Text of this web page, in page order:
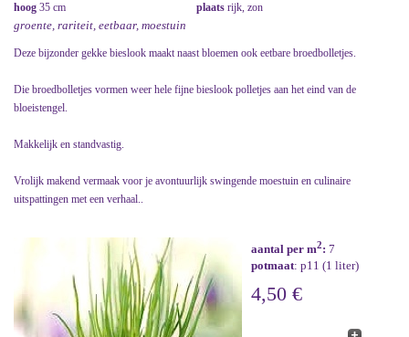
hoog 35 cm plaats rijk, zon
groente, rariteit, eetbaar, moestuin
Deze bijzonder gekke bieslook maakt naast bloemen ook eetbare broedbolletjes.
Die broedbolletjes vormen weer hele fijne bieslook polletjes aan het eind van de
bloeistengel.
Makkelijk en standvastig.
Vrolijk makend vermaak voor je avontuurlijk swingende moestuin en culinaire
uitspattingen met een verhaal..
aantal per m2: 7
potmaat: p11 (1 liter)
4,50 €